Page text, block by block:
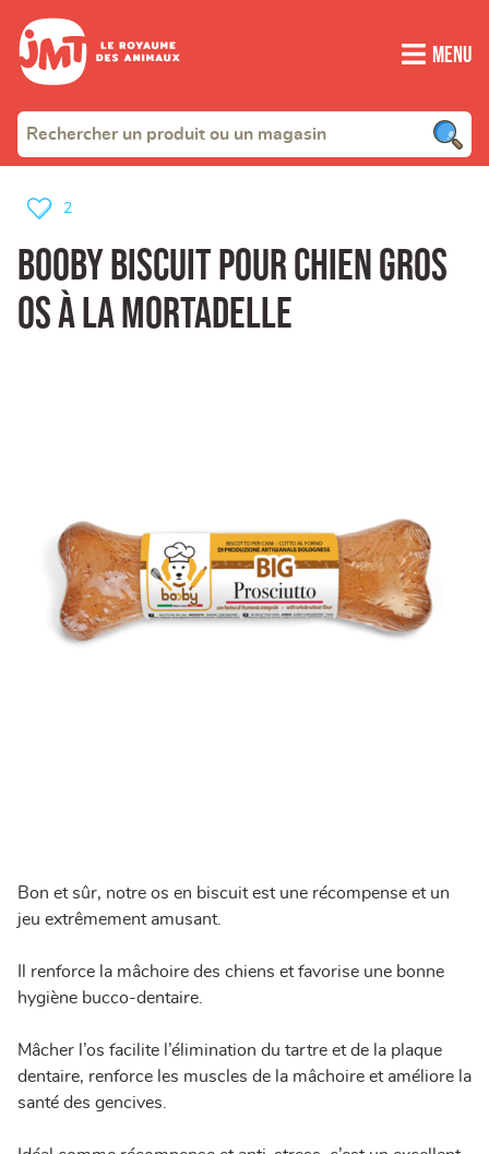
Menu
Booby biscuit pour chien gros
os à la mortadelle
2
Bon et sûr, notre os en biscuit est une récompense et un
jeu extrêmement amusant.
Il renforce la mâchoire des chiens et favorise une bonne
hygiène bucco-dentaire.
Mâcher l’os facilite l’élimination du tartre et de la plaque
dentaire, renforce les muscles de la mâchoire et améliore la
santé des gencives.